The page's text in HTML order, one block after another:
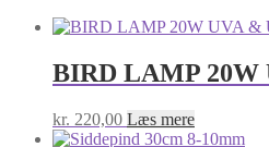
BIRD LAMP 20W
kr. 220,00 Læs mere